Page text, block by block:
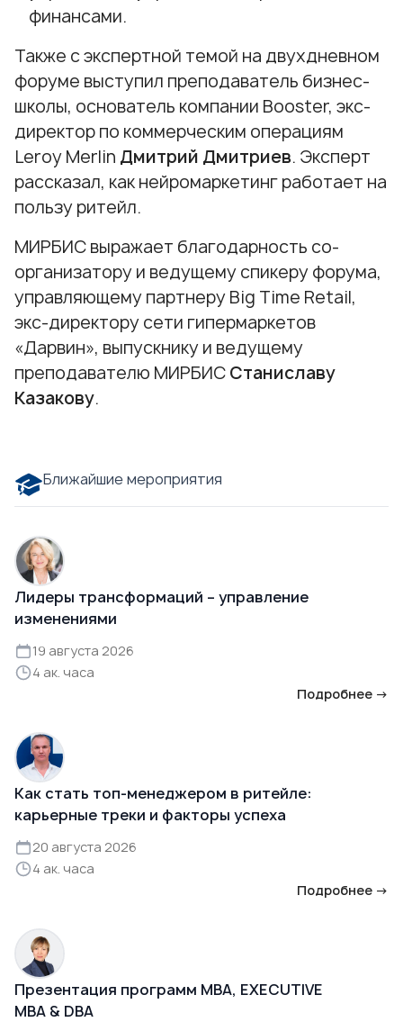
финансами.
Также с экспертной темой на двухдневном
форуме выступил преподаватель бизнес-
школы, основатель компании Booster, экс-
директор по коммерческим операциям
Leroy Merlin Дмитрий Дмитриев. Эксперт
рассказал, как нейромаркетинг работает на
пользу ритейл.
МИРБИС выражает благодарность со-
организатору и ведущему спикеру форума,
управляющему партнеру Big Time Retail,
экс-директору сети гипермаркетов
«Дарвин», выпускнику и ведущему
преподавателю МИРБИССтаниславу
Казакову.
Ближайшие мероприятия
Лидеры трансформаций – управление
изменениями
19 августа 2026
4 ак. часа
Подробнее →
Как стать топ-менеджером в ритейле:
карьерные треки и факторы успеха
20 августа 2026
4 ак. часа
Подробнее →
Презентация программ MBA, EXECUTIVE
MBA & DBA